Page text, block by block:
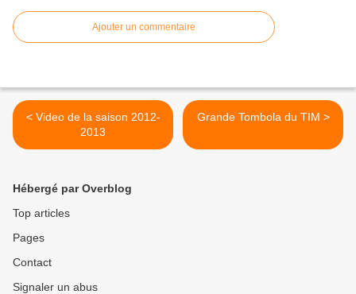
Ajouter un commentaire
< Video de la saison 2012-
2013
Grande Tombola du TIM >
Hébergé par Overblog
Top articles
Pages
Contact
Signaler un abus